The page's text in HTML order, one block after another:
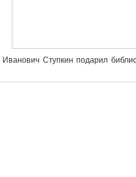
Ступкин подарил